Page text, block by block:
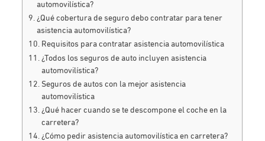
automovilística?
¿Qué cobertura de seguro debo contratar para tener
asistencia automovilística?
Requisitos para contratar asistencia automovilística
¿Todos los seguros de auto incluyen asistencia
automovilística?
Seguros de autos con la mejor asistencia
automovilística
¿Qué hacer cuando se te descompone el coche en la
carretera?
¿Cómo pedir asistencia automovilística en carretera?